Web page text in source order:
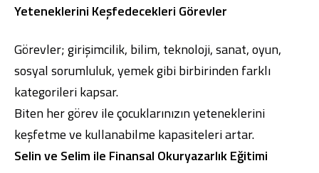
Yeteneklerini Keşfedecekleri Görevler
Görevler; girişimcilik, bilim, teknoloji, sanat, oyun,
sosyal sorumluluk, yemek gibi birbirinden farklı
kategorileri kapsar.
Biten her görev ile çocuklarınızın yeteneklerini
keşfetme ve kullanabilme kapasiteleri artar.
Selin ve Selim ile Finansal Okuryazarlık Eğitimi